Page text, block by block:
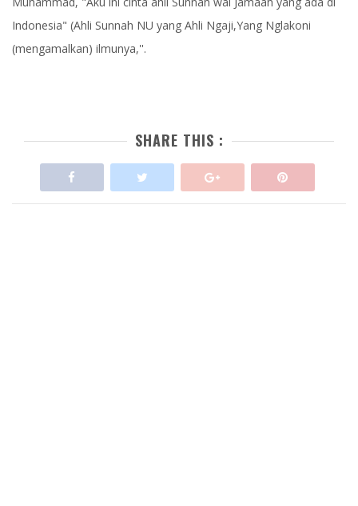
Indonesia" (Ahli Sunnah NU yang Ahli Ngaji,Yang Nglakoni
(mengamalkan) ilmunya,''.
SHARE THIS :